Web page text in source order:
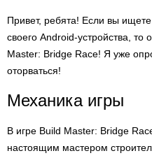
Привет, ребята! Если вы
своего Android-устройства, то
Master: Bridge Race! Я уже
оторваться!
Механика игры
В игре Build Master: Bridge
настоящим мастером